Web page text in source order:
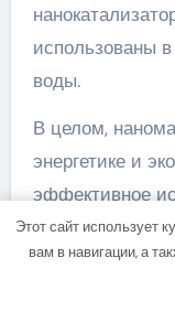
использованы
воды.
В целом,
энергетике и
эффективное
способствуя
среды.
позволяет
Этот сайт использует
вам в навигации, а